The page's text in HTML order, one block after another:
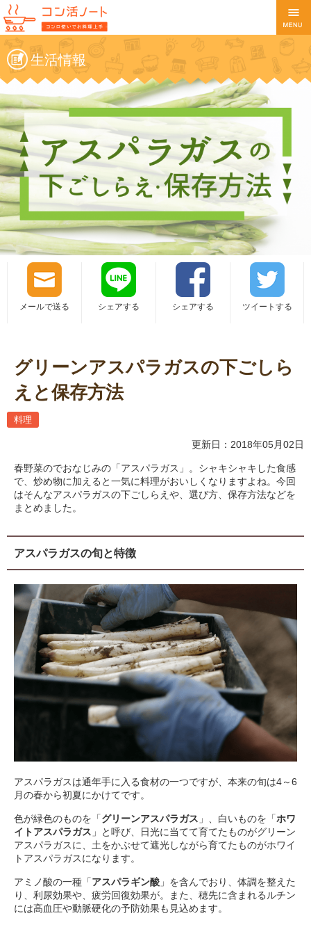
生活情報
メールで送る シェアする シェアする ツイートする
グリーンアスパラガスの下ごしら
えと保存方法
料理
更新日：2018年05月02日
春野菜のでおなじみの「アスパラガス」。シャキシャキした食感
で、炒め物に加えると一気に料理がおいしくなりますよね。今回
はそんなアスパラガスの下ごしらえや、選び方、保存方法などを
まとめました。
アスパラガスの旬と特徴
アスパラガスは通年手に入る食材の一つですが、本来の旬は4～6
月の春から初夏にかけてです。
色が緑色のものを「グリーンアスパラガス 」、白いものを「ホワ
イトアスパラガス 」と呼び、日光に当てて育てたものがグリーン
アスパラガスに、土をかぶせて遮光しながら育てたものがホワイ
トアスパラガスになります。
アミノ酸の一種「アスパラギン酸 」を含んでおり、体調を整えた
り、利尿効果や、疲労回復効果が。また、穂先に含まれるルチン
には高血圧や動脈硬化の予防効果も見込めます。